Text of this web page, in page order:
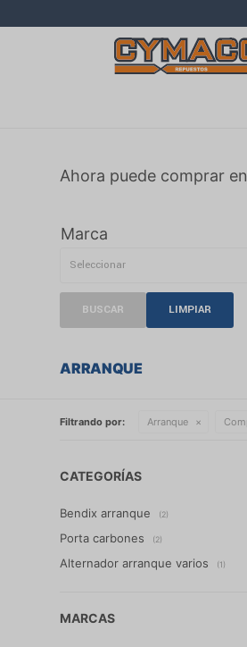
Ahora puede comprar
Marca
BUSCAR LIMPIAR
ARRANQUE
Filtrando por: Arranque
CATEGORÍAS
Bendix arranque (2)
Porta carbones (2)
Alternador arranque varios (1)
MARCAS
close
directions_car
smartphone